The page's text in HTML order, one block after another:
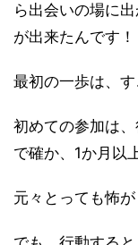
ら出会いの場に
が出来たんです！
最初の一歩は、す
初めての参加は
で確か、1か月以
元々とっても怖が